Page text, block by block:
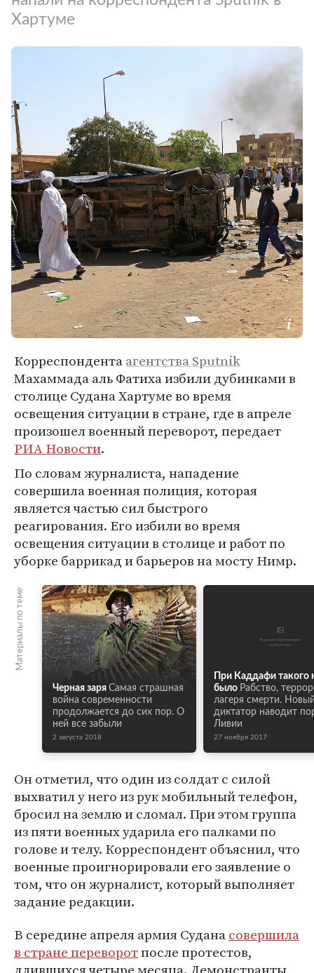
Хартуме
Корреспондентаагентства Sputnik
Махаммада аль Фатиха избили дубинками в
столице Судана Хартуме во время
освещения ситуации в стране, где в апреле
произошел военный переворот, передает
РИА Новости.
По словам журналиста, нападение
совершила военная полиция, которая
является частью сил быстрого
реагирования. Его избили во время
освещения ситуации в столице и работ по
уборке баррикад и барьеров на мосту Нимр.
Материалы по теме
Черная заря Самая страшная
война современности
продолжается до сих пор. О
ней все забыли
2 августа 2018
При Каддафи такого
было Рабство,
лагеря смерти.
диктатор наводит
Ливии
27 ноября 2017
Он отметил, что один из солдат с силой
выхватил у него из рук мобильный телефон,
бросил на землю и сломал. При этом группа
из пяти военных ударила его палками по
голове и телу. Корреспондент объяснил, что
военные проигнорировали его заявление о
том, что он журналист, который выполняет
задание редакции.
В середине апреля армия Суданасовершила
в стране переворотпосле протестов,